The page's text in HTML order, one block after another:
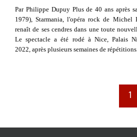
Par Philippe Dupuy Plus de 40 ans après
1979), Starmania, l'opéra rock de Michel
renaît de ses cendres dans une toute
Le spectacle a été rodé à Nice, Palais
2022, après plusieurs semaines de
1